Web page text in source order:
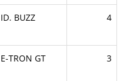
ID. BUZZ 4
E-TRON GT 3